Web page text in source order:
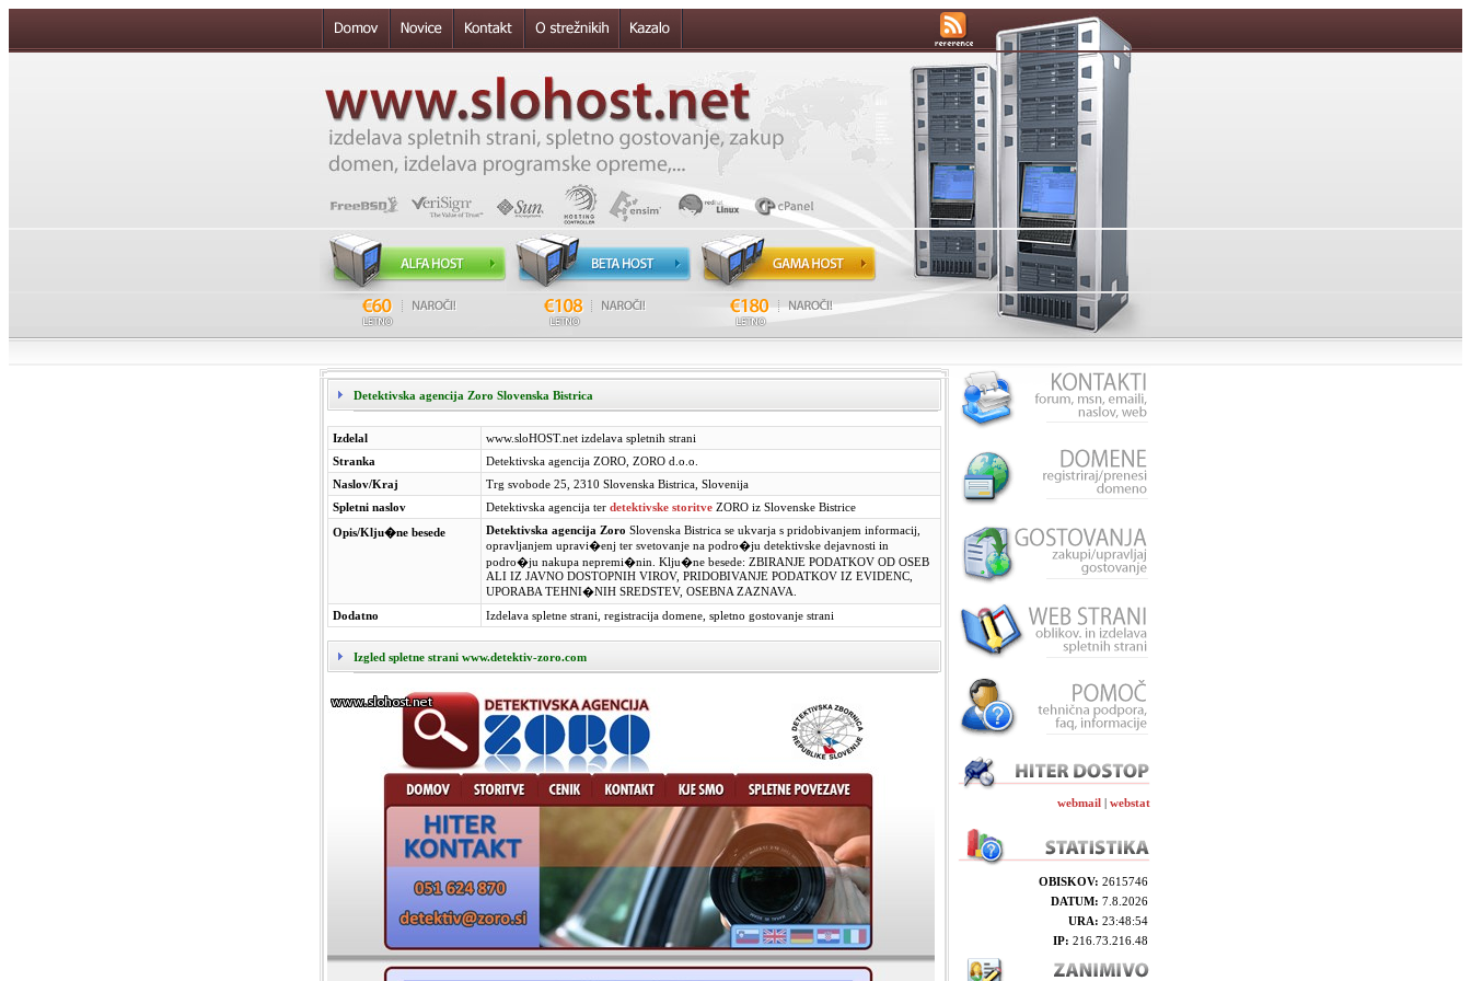
Detektivska agencija Zoro Slovenska Bistrica
Izdelal
www.sloHOST.net izdelava spletnih strani
Stranka
Detektivska agencija ZORO, ZORO d.o.o.
Naslov/Kraj
Trg svobode 25, 2310 Slovenska Bistrica, Slovenija
Spletni naslov
Detektivska agencija ter detektivske storitve ZORO iz Slovenske Bistrice
Opis/Klju�ne besede
Detektivska agencija Zoro Slovenska Bistrica se ukvarja s pridobivanjem informacij,
opravljanjem upravi�enj ter svetovanje na podro�ju detektivske dejavnosti in
podro�ju nakupa nepremi�nin. Klju�ne besede: ZBIRANJE PODATKOV OD OSEB
ALI IZ JAVNO DOSTOPNIH VIROV, PRIDOBIVANJE PODATKOV IZ EVIDENC,
UPORABA TEHNI�NIH SREDSTEV, OSEBNA ZAZNAVA.
Dodatno
Izdelava spletne strani, registracija domene, spletno gostovanje strani
Izgled spletne strani www.detektiv-zoro.com
webmail | webstat
OBISKOV: 2615746
DATUM: 7.8.2026
URA: 23:48:54
IP: 216.73.216.48